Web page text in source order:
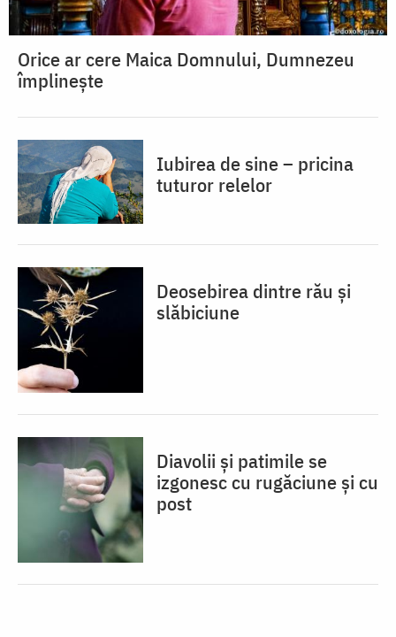
Orice ar cere Maica Domnului, Dumnezeu
împlinește
Iubirea de sine – pricina
tuturor relelor
Deosebirea dintre rău și
slăbiciune
Diavolii și patimile se
izgonesc cu rugăciune și cu
post